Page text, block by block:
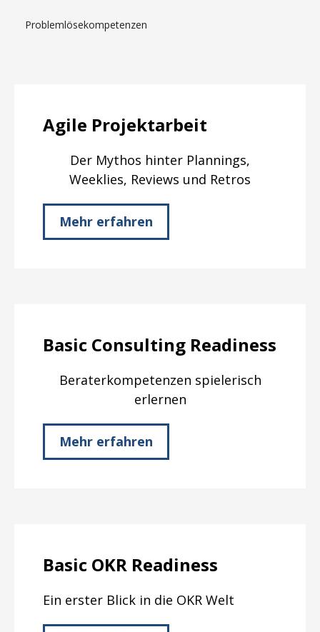
Problemlösekompetenzen
Agile Projektarbeit
Der Mythos hinter Plannings,
Weeklies, Reviews und Retros
Mehr erfahren
Basic Consulting Readiness
Beraterkompetenzen spielerisch
erlernen
Mehr erfahren
Basic OKR Readiness
Ein erster Blick in die OKR Welt